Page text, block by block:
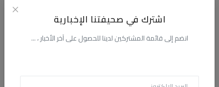
اشترك في صحيفتنا الإخبارية
انضم إلى قائمة المشتركين لدينا للحصول على آخر الأخبار ، ...البريد الالكترونى
التعليق